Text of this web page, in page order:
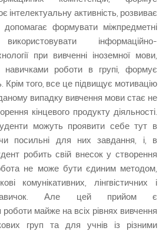
інтелектуальну активність, розвиває
допомагає формувати міжпредметні
інформаційно-
при вивченні іноземної мови,
навичками роботи в групі, формує
Крім того, все це підвищує мотивацію
випадку вивчення мови стає не
кінцевого продукту діяльності.
можуть проявити себе тут в
посильні для них завдання, і, в
робить свій внесок у створення
не може бути єдиним методом,
комунікативних, лінгвіс­тичних і
навичок. Але цей прийом є
майже на всіх рівнях вивчення
груп та для учнів із різними